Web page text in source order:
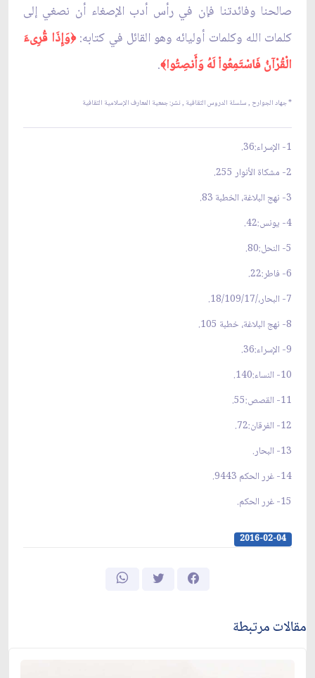
صالحنا وفائدتنا فإن في رأس أدب الإصغاء أن نصغي إلى
كلمات الله وكلمات أوليائه وهو القائل في كتابه:﴿وَإِذَا قُرِىءَ
الْقُرْآنُ فَاسْتَمِعُواْ لَهُ وَأَنصِتُوا﴾.
*جهاد الجوارح , سلسلة الدروس الثقافية ,نشر: جمعية المعارف الإسلامية الثقافية
1- الإسراء:36.
2- مشكاة الأنوار 255.
3- نهج البلاغة، الخطبة 83.
4- يونس:42.
5- النحل:80.
6- فاطر:22.
7- البحار،/18/109/17.
8- نهج البلاغة، خطبة 105.
9- الإسراء:36.
10- النساء:140.
11- القصص:55.
12- الفرقان:72.
13- البحار.
14- غرر الحكم 9443.
15- غرر الحكم.
2016-02-04
مقالات مرتبطة